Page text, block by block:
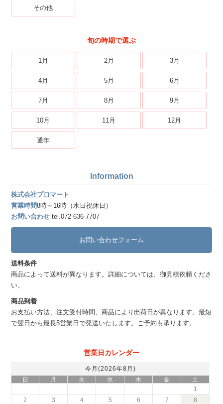
その他
旬の時期で選ぶ
1月 2月 3月
4月 5月 6月
7月 8月 9月
10月 11月 12月
通年
Information
株式会社プロマート
営業時間8時～16時（水日祝休日）
お問い合わせ tel.072-636-7707
お問い合わせフォーム
送料条件
商品によって送料が異なります。詳細については、御見積依頼くださ
い。
商品到着
お支払い方法、注文受付時間、商品により出荷日が異なります。最短
で翌日から最長5営業日で発送いたします。ご予約も承ります。
営業日カレンダー
今月(2026年8月)
日
月 火 水 木 金
土
1
2
3 4 5 6 7
8